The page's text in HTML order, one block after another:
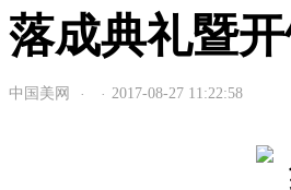
落成典礼暨
中国美网 · · 2017-08-27 11:22:58